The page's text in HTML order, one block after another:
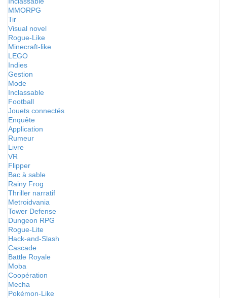
MMORPG
Tir
Visual novel
Rogue-Like
Minecraft-like
LEGO
Indies
Gestion
Mode
Inclassable
Football
Jouets connectés
Enquête
Application
Rumeur
Livre
VR
Flipper
Bac à sable
Rainy Frog
Thriller narratif
Metroidvania
Tower Defense
Dungeon RPG
Rogue-Lite
Hack-and-Slash
Cascade
Battle Royale
Moba
Coopération
Mecha
Pokémon-Like